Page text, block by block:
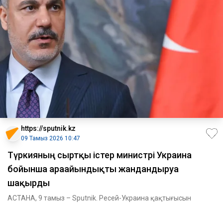
https://sputnik.kz
09 Тамыз 2026 10:47
Түркияның сыртқы істер министрі Украина
бойынша арағайындықты жандандыруға
шақырды
АСТАНА, 9 тамыз – Sputnik. Ресей-Украина қақтығысын